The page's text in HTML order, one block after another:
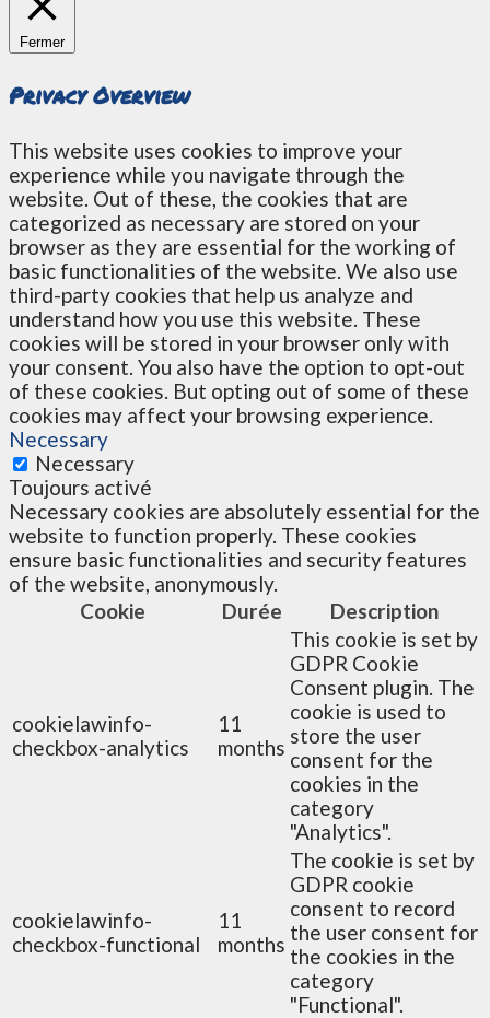
Fermer
Privacy Overview
This website uses cookies to improve your
experience while you navigate through the
website. Out of these, the cookies that are
categorized as necessary are stored on your
browser as they are essential for the working of
basic functionalities of the website. We also use
third-party cookies that help us analyze and
understand how you use this website. These
cookies will be stored in your browser only with
your consent. You also have the option to opt-out
of these cookies. But opting out of some of these
cookies may affect your browsing experience.
Necessary
Necessary
Toujours activé
Necessary cookies are absolutely essential for the
website to function properly. These cookies
ensure basic functionalities and security features
of the website, anonymously.
Cookie
Durée Description
cookielawinfo-
checkbox-analytics
11
months
This cookie is set by
GDPR Cookie
Consent plugin. The
cookie is used to
store the user
consent for the
cookies in the
category
"Analytics".
cookielawinfo-
checkbox-functional
11
months
The cookie is set by
GDPR cookie
consent to record
the user consent for
the cookies in the
category
"Functional".